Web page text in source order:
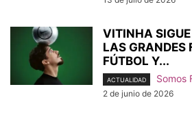
VITINHA
LAS GRANDES
FÚTBOL Y...
ACTUALIDAD Somos
2 de junio de 2026